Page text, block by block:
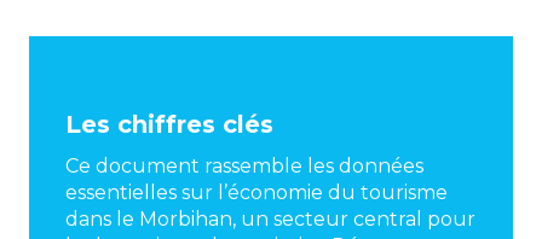
Les chiffres clés
Ce document rassemble les données
essentielles sur l’économie du tourisme
dans le Morbihan, un secteur central pour